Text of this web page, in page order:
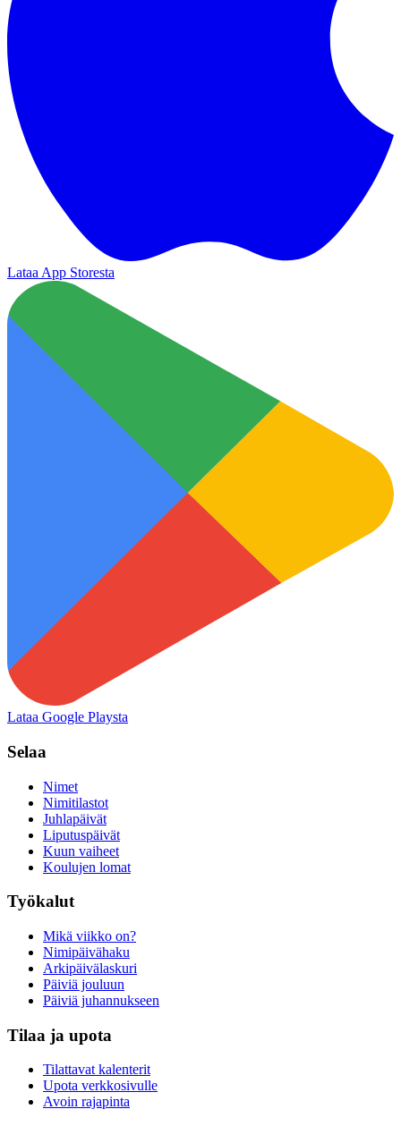
Lataa App Storesta
Lataa Google Playsta
Selaa
Nimet
Nimitilastot
Juhlapäivät
Liputuspäivät
Kuun vaiheet
Koulujen lomat
Työkalut
Mikä viikko on?
Nimipäivähaku
Arkipäivälaskuri
Päiviä jouluun
Päiviä juhannukseen
Tilaa ja upota
Tilattavat kalenterit
Upota verkkosivulle
Avoin rajapinta